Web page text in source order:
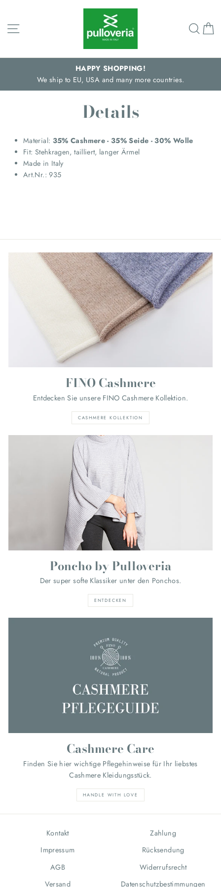
Inhalt
HAPPY SHOPPING!
We ship to EU, USA and many more countries.
Details
Material: 35% Cashmere - 35% Seide - 30% Wolle
Fit: Stehkragen, tailliert, langer Ärmel
Made in Italy
Art.Nr.: 935
FINO Cashmere
Entdecken Sie unsere FINO Cashmere Kollektion.
CASHMERE KOLLEKTION
Poncho by Pulloveria
Der super softe Klassiker unter den Ponchos.
ENTDECKEN
Cashmere Care
Finden Sie hier wichtige Pflegehinweise für Ihr liebstes
Cashmere Kleidungsstück.
HANDLE WITH LOVE
Kontakt
Impressum
AGB
Versand
Zahlung
Rücksendung
Widerrufsrecht
Datenschutzbestimmungen